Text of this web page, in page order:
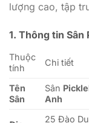
lượng cao, tập
1. Thông tin
Thuộc
tính
Chi tiết
Tên
Sân
Sân
Anh
25 Đào